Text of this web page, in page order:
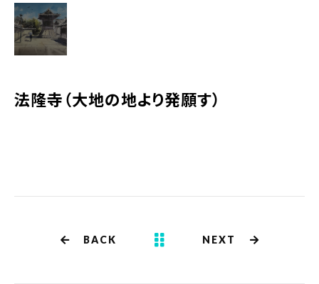
法隆寺（大地の地より発願す）
BACK NEXT
取材・制作のご依頼 作品購入